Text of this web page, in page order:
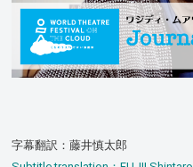
字幕翻訳：藤井慎太郎